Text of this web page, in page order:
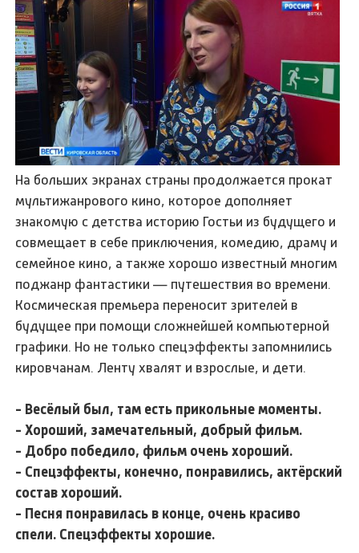
На больших экранах страны продолжается прокат
мультижанрового кино, которое дополняет
знакомую с детства историю Гостьи из будущего и
совмещает в себе приключения, комедию, драму и
семейное кино, а также хорошо известный многим
поджанр фантастики — путешествия во времени.
Космическая премьера переносит зрителей в
будущее при помощи сложнейшей компьютерной
графики. Но не только спецэффекты запомнились
кировчанам. Ленту хвалят и взрослые, и дети.
- Весёлый был, там есть прикольные моменты.
- Хороший, замечательный, добрый фильм.
- Добро победило, фильм очень хороший.
- Спецэффекты, конечно, понравились, актёрский
состав хороший.
- Песня понравилась в конце, очень красиво
спели. Спецэффекты хорошие.